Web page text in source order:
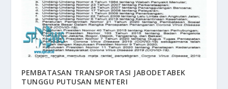
PEMBATASAN TRANSPORTASI JABODETABEK
TUNGGU PUTUSAN MENTERI